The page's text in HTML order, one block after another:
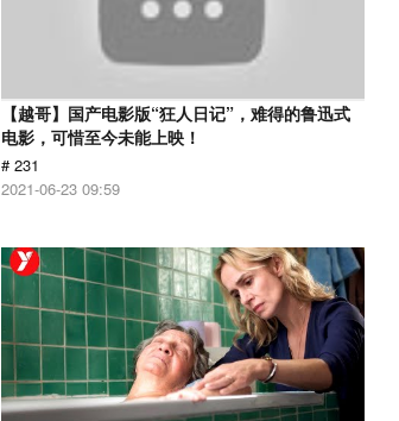
【越哥】国产电影版“狂人日记”，难得的鲁迅式
电影，可惜至今未能上映！
# 231
2021-06-23 09:59